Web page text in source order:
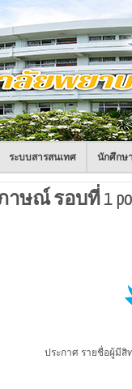
ระบบสารสนเทศ นักศึกษ
ณ์ รอบที่ 1
ประกาศ รายชื่อผู้มี